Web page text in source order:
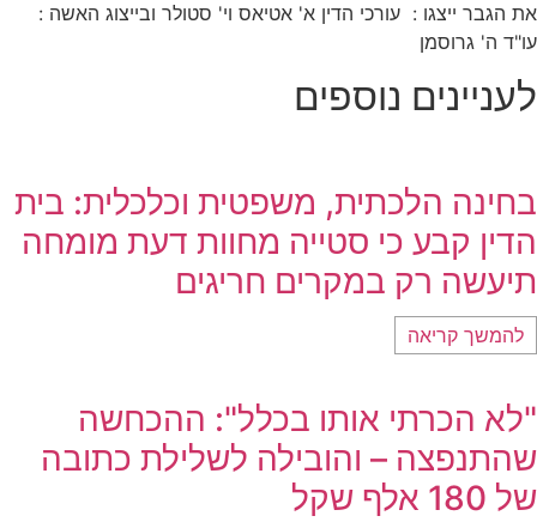
את הגבר ייצגו : עורכי הדין א' אטיאס וי' סטולר ובייצוג האשה :
עו"ד ה' גרוסמן
לעניינים נוספים
בחינה הלכתית, משפטית וכלכלית: בית
הדין קבע כי סטייה מחוות דעת מומחה
תיעשה רק במקרים חריגים
להמשך קריאה
"לא הכרתי אותו בכלל": ההכחשה
שהתנפצה – והובילה לשלילת כתובה
של 180 אלף שקל